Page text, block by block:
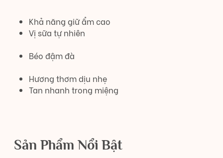
Khả năng giữ ẩm cao
Vị sữa tự nhiên
Béo đậm đà
Hương thơm dịu nhẹ
Tan nhanh trong miệng
Sản Phẩm Nổi Bật